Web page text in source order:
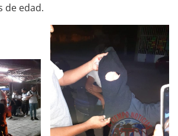
de edad.